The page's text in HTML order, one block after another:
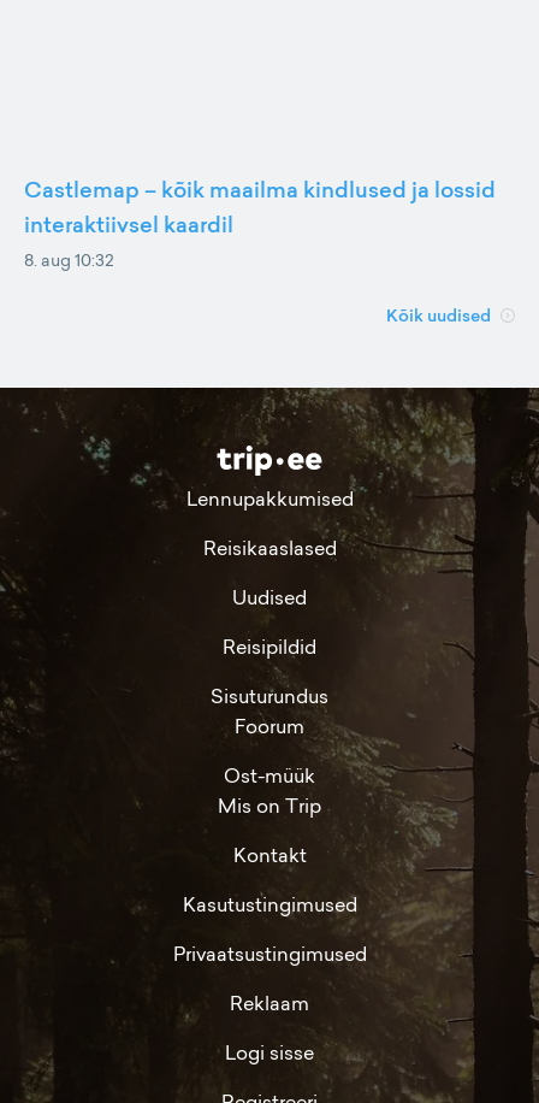
Castlemap – kõik maailma kindlused ja lossid
interaktiivsel kaardil
8. aug 10:32
Kõik uudised
Lennupakkumised
Reisikaaslased
Uudised
Reisipildid
Sisuturundus
Foorum
Ost-müük
Mis on Trip
Kontakt
Kasutustingimused
Privaatsustingimused
Reklaam
Logi sisse